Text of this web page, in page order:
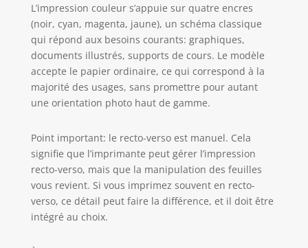
cartouches
utilisant une puce
non HP pourraient
ne pas
fonctionner ou
cesser de
fonctionner
L’impression couleur s’appuie sur quatre encres
(noir, cyan, magenta, jaune), un schéma classique
qui répond aux besoins courants: graphiques,
documents illustrés, supports de cours. Le modèle
accepte le papier ordinaire, ce qui correspond à la
majorité des usages, sans promettre pour autant
une orientation photo haut de gamme.
Point important: le recto-verso est manuel. Cela
signifie que l’imprimante peut gérer l’impression
recto-verso, mais que la manipulation des feuilles
vous revient. Si vous imprimez souvent en recto-
verso, ce détail peut faire la différence, et il doit être
intégré au choix.